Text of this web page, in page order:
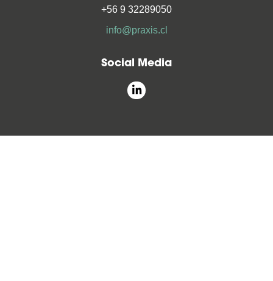
+56 9 32289050
info@praxis.cl
Social Media